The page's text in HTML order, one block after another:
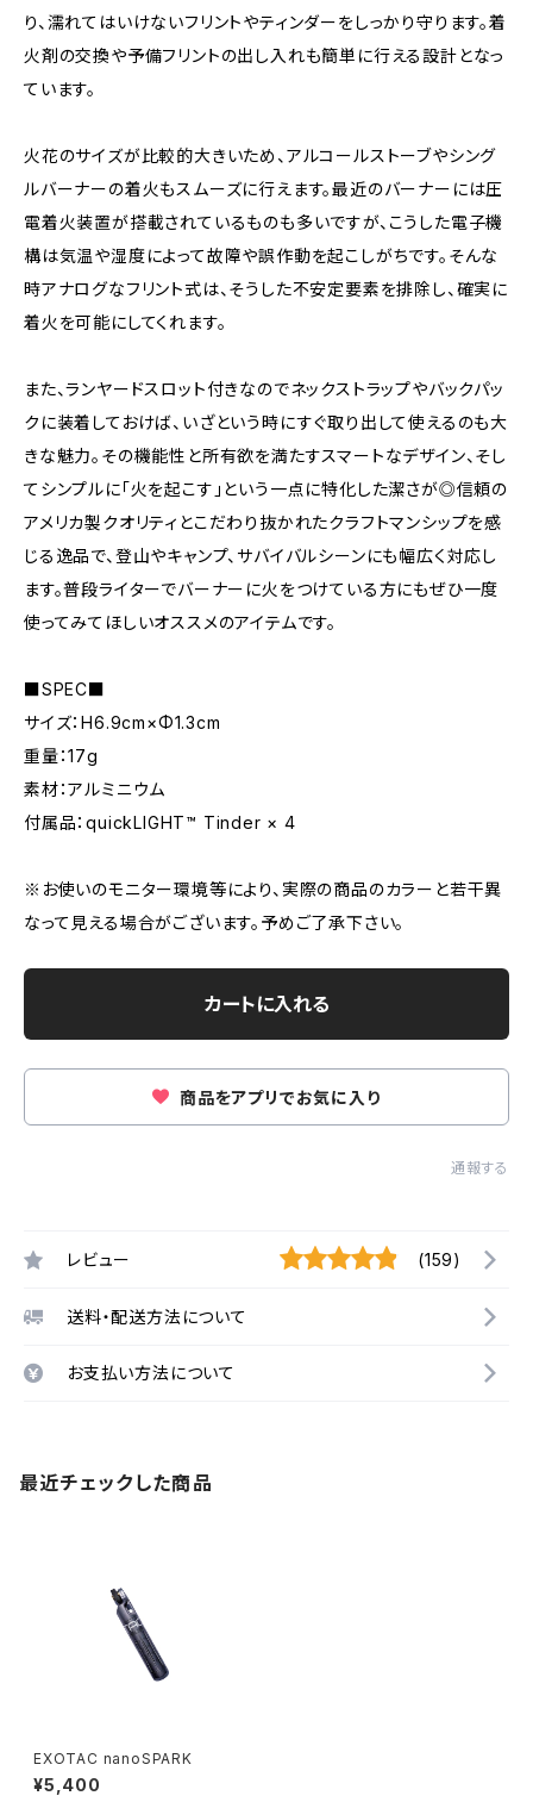
り、濡れてはいけないフリントやティンダーをしっかり守ります。着
火剤の交換や予備フリントの出し入れも簡単に行える設計となっ
ています。
火花のサイズが比較的大きいため、アルコールストーブやシング
ルバーナーの着火もスムーズに行えます。最近のバーナーには圧
電着火装置が搭載されているものも多いですが、こうした電子機
構は気温や湿度によって故障や誤作動を起こしがちです。そんな
時アナログなフリント式は、そうした不安定要素を排除し、確実に
着火を可能にしてくれます。
また、ランヤードスロット付きなのでネックストラップやバックパッ
クに装着しておけば、いざという時にすぐ取り出して使えるのも大
きな魅力。その機能性と所有欲を満たすスマートなデザイン、そし
てシンプルに「火を起こす」という一点に特化した潔さが◎信頼の
アメリカ製クオリティとこだわり抜かれたクラフトマンシップを感
じる逸品で、登山やキャンプ、サバイバルシーンにも幅広く対応し
ます。普段ライターでバーナーに火をつけている方にもぜひ一度
使ってみてほしいオススメのアイテムです。
■SPEC■
サイズ：H6.9cm×Φ1.3cm
重量：17g
素材：アルミニウム
付属品：quickLIGHT™ Tinder × 4
※お使いのモニター環境等により、実際の商品のカラーと若干異
なって見える場合がございます。予めご了承下さい。
カートに入れる
商品をアプリでお気に入り
通報する
レビュー (159)
送料・配送方法について
お支払い方法について
最近チェックした商品
EXOTAC nanoSPARK
¥5,400